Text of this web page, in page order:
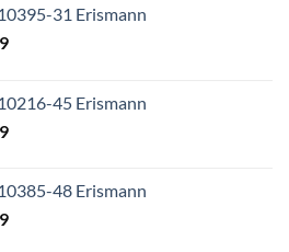
31 Erismann
Huidige
€ 5,99.45 Erismann
Huidige
€ 5,99.48 Erismann
Huidige